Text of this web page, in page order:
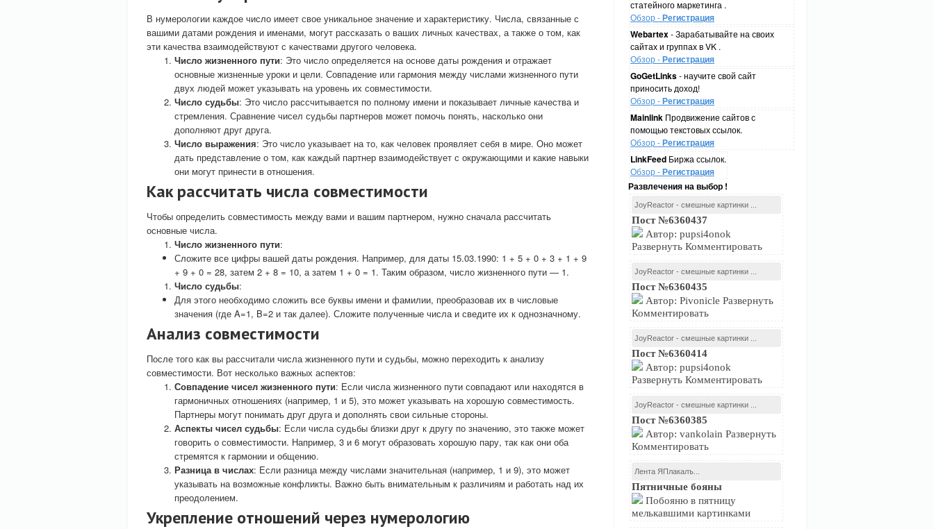
статейного маркетинга .
Обзор -Регистрация
Webartex- Зарабатывайте на своих
сайтах и группах в VK .
Обзор -Регистрация
GoGetLinks- научите свой сайт
приносить доход!
Обзор -Регистрация
Mainlink Продвижение сайтов с
помощью текстовых ссылок.
Обзор -Регистрация
LinkFeed Биржа ссылок.
Обзор -Регистрация
Развлечения на выбор !
JoyReactor - смешные картинки ...
Пост №6360437
Автор: pupsi4onok
Развернуть Комментировать
JoyReactor - смешные картинки ...
Пост №6360435
Автор: Pivonicle Развернуть
Комментировать
JoyReactor - смешные картинки ...
Пост №6360414
Автор: pupsi4onok
Развернуть Комментировать
JoyReactor - смешные картинки ...
Пост №6360385
Автор: vankolain Развернуть
Комментировать
Лента ЯПлакалъ...
Пятничные бояны
Побояню в пятницу
мелькавшими картинками
В нумерологии каждое число имеет свое уникальное значение и характеристику. Числа, связанные с
вашими датами рождения и именами, могут рассказать о ваших личных качествах, а также о том, как
эти качества взаимодействуют с качествами другого человека.
Число жизненного пути: Это число определяется на основе даты рождения и отражает
основные жизненные уроки и цели. Совпадение или гармония между числами жизненного пути
двух людей может указывать на уровень их совместимости.
Число судьбы: Это число рассчитывается по полному имени и показывает личные качества и
стремления. Сравнение чисел судьбы партнеров может помочь понять, насколько они
дополняют друг друга.
Число выражения: Это число указывает на то, как человек проявляет себя в мире. Оно может
дать представление о том, как каждый партнер взаимодействует с окружающими и какие навыки
они могут принести в отношения.
Как рассчитать числа совместимости
Чтобы определить совместимость между вами и вашим партнером, нужно сначала рассчитать
основные числа.
Число жизненного пути:
Сложите все цифры вашей даты рождения. Например, для даты 15.03.1990: 1 + 5 + 0 + 3 + 1 + 9
+ 9 + 0 = 28, затем 2 + 8 = 10, а затем 1 + 0 = 1. Таким образом, число жизненного пути — 1.
Число судьбы:
Для этого необходимо сложить все буквы имени и фамилии, преобразовав их в числовые
значения (где A=1, B=2 и так далее). Сложите полученные числа и сведите их к однозначному.
Анализ совместимости
После того как вы рассчитали числа жизненного пути и судьбы, можно переходить к анализу
совместимости. Вот несколько важных аспектов:
Совпадение чисел жизненного пути: Если числа жизненного пути совпадают или находятся в
гармоничных отношениях (например, 1 и 5), это может указывать на хорошую совместимость.
Партнеры могут понимать друг друга и дополнять свои сильные стороны.
Аспекты чисел судьбы: Если числа судьбы близки друг к другу по значению, это также может
говорить о совместимости. Например, 3 и 6 могут образовать хорошую пару, так как они оба
стремятся к гармонии и общению.
Разница в числах: Если разница между числами значительная (например, 1 и 9), это может
указывать на возможные конфликты. Важно быть внимательным к различиям и работать над их
преодолением.
Укрепление отношений через нумерологию